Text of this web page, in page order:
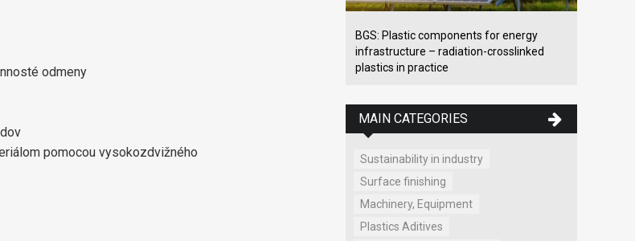
odmeny
pomocou vysokozdvižného
BGS: Plastic components for energy
infrastructure – radiation-crosslinked
plastics in practice
MAIN CATEGORIES
Sustainability in industry
Surface finishing
Machinery, Equipment
Plastics Aditives